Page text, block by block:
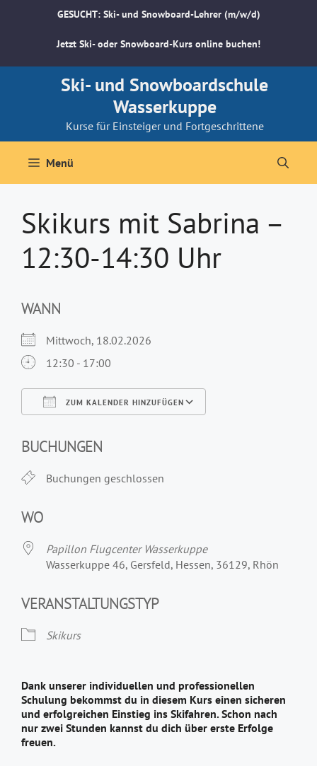
GESUCHT: Ski- und Snowboard-Lehrer (m/w/d)
Jetzt Ski- oder Snowboard-Kurs online buchen!
Ski- und Snowboardschule
Wasserkuppe
Kurse für Einsteiger und Fortgeschrittene
Menü
Skikurs mit Sabrina –
12:30-14:30 Uhr
WANN
Mittwoch, 18.02.2026
12:30 - 17:00
ZUM KALENDER HINZUFÜGEN
BUCHUNGEN
Buchungen geschlossen
WO
Papillon Flugcenter Wasserkuppe
Wasserkuppe 46, Gersfeld, Hessen, 36129, Rhön
VERANSTALTUNGSTYP
Skikurs
Dank unserer individuellen und professionellen
Schulung bekommst du in diesem Kurs einen sicheren
und erfolgreichen Einstieg ins Skifahren. Schon nach
nur zwei Stunden kannst du dich über erste Erfolge
freuen.